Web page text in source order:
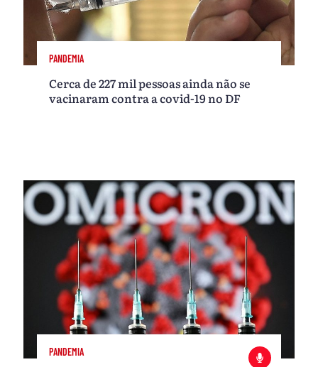
PANDEMIA
Cerca de 227 mil pessoas ainda não se
vacinaram contra a covid-19 no DF
PANDEMIA